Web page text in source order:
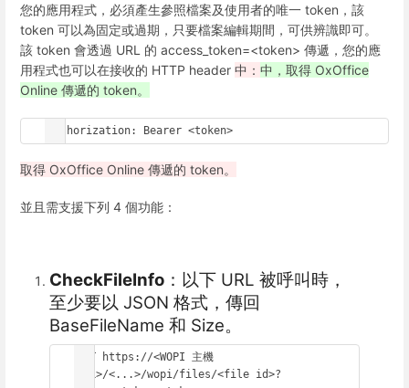
您的應用程式，必須產生參照檔案及使用者的唯一 token，該
token 可以為固定或過期，只要檔案編輯期間，可供辨識即可。
該 token 會透過 URL 的 access_token=<token> 傳遞，您的應
用程式也可以在接收的 HTTP header 中： 中，取得 OxOffice
Online 傳遞的 token。
Authorization: Bearer <token>
取得 OxOffice Online 傳遞的 token。
並且需支援下列 4 個功能：
CheckFileInfo ：以下 URL 被呼叫時，
至少要以 JSON 格式，傳回
BaseFileName 和 Size。
GET https://<WOPI 主機
URL>/<...>/wopi/files/<file id>?